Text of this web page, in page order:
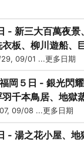
- 新三大百萬夜景
板、柳川遊船、
09/01 ...更多日期
岡５日 - 銀光閃耀
千本鳥居、地獄
09/08 ...更多日期
- 湯之花小屋、